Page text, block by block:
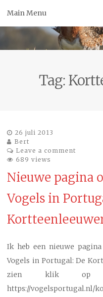
Main Menu
Tag:
26 juli 2013
Bert
Leave a comment
689 views
Nieuwe pagina
Vogels in
Ik heb een nieuwe
Vogels in Portugal: De
zien klik op
https://vogelsportugal.nl/